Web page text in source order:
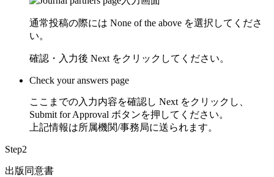
通常投稿の際には None of the above を選択してくださ
い。
確認・入力後 Next をクリックしてください。
Check your answers page
ここまでの入力内容を確認し Next をクリックし、
Submit for Approval ボタンを押してください。
上記情報は所属機関/事務局に送られます。
Step2
出版同意書